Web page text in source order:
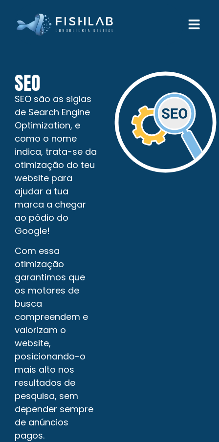
SEO
SEO são as siglas
de Search Engine
Optimization, e
como o nome
indica, trata-se da
otimização do teu
website para
ajudar a tua
marca a chegar
ao pódio do
Google!
Com essa
otimização
garantimos que
os motores de
busca
compreendem e
valorizam o
website,
posicionando-o
mais alto nos
resultados de
pesquisa, sem
depender sempre
de anúncios
pagos.